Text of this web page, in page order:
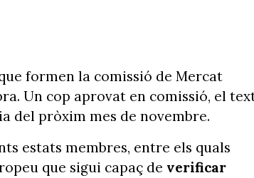
formen la comissió de Mercat
Un cop aprovat en comissió, el
del pròxim mes de novembre.
estats membres, entre els quals
que sigui capaç de verificar